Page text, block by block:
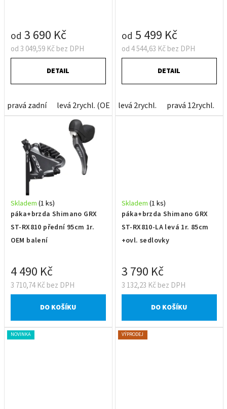
od 3 049,59 Kč bez DPH
od 3 690 Kč
DETAIL
pravá zadní levá 2rychl. (OEM balení) pravá 11rychl. (OEM
od 4 544,63 Kč bez DPH
od 5 499 Kč
DETAIL
levá 2rychl. pravá 12rychl.
páka+brzda Shimano GRX
ST-RX810 přední 95cm 1r.
OEM balení
Skladem (1 ks)
3 710,74 Kč bez DPH
4 490 Kč
DO KOŠÍKU
páka+brzda Shimano GRX
ST-RX810-LA levá 1r. 85cm
+ovl. sedlovky
Skladem (1 ks)
3 132,23 Kč bez DPH
3 790 Kč
DO KOŠÍKU
NOVINKA VÝPRODEJ